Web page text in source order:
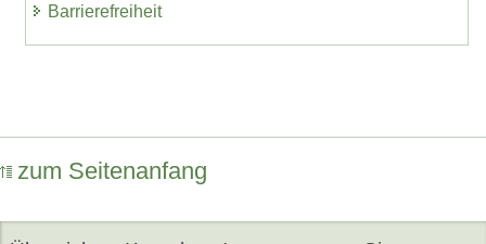
Barrierefreiheit
zum Seitenanfang